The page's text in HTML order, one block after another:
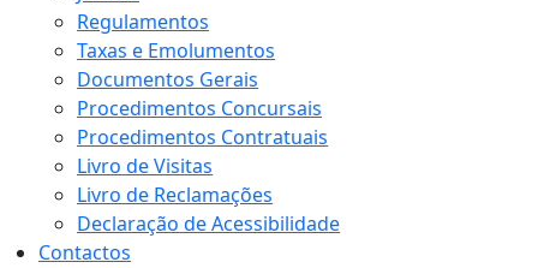
Regulamentos
Taxas e Emolumentos
Documentos Gerais
Procedimentos Concursais
Procedimentos Contratuais
Livro de Visitas
Livro de Reclamações
Declaração de Acessibilidade
Contactos